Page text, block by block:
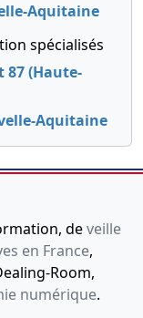
Aquitaine
spécialisés
(Haute-
Aquitaine
deveille
en France,
Room,
numérique.